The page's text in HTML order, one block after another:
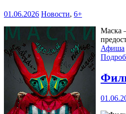
01.06.2026 Новости, 6+
Маска
Афиша